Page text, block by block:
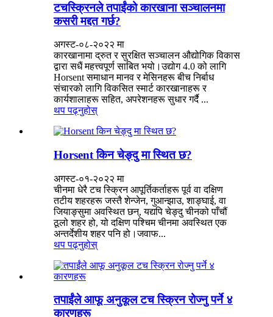
टचस्क्रिनले तपाईंको कारखाना सञ्चालनमा
कसरी मद्दत गर्छ?
अगस्ट-०८-२०२२ मा
कारखानामा द्रुत र सुरक्षित सञ्चालन औद्योगिक विकास
द्वारा सधैं महत्त्वपूर्ण साबित भयो।उद्योग 4.0 को लागि
Horsent समाधान मानव र मेसिनहरू बीच निर्बाध
संचारको लागि विकसित स्मार्ट कारखानाहरू र
कार्यशालाहरू सहित, अपरेशनहरू सुधार गर्दै ...
थप पढ्नुहोस्
Horsent किन चेङ्दु मा स्थित छ?
अगस्ट-०१-२०२२ मा
चीनमा धेरै टच स्क्रिन आपूर्तिकर्ताहरू पूर्व वा दक्षिण
तटीय शहरहरू जस्तै शेन्जेन, गुआन्झाउ, शाङ्घाई, वा
जियाङ्सुमा अवस्थित छन्, यद्यपि चेङ्दु चीनको पाँचौं
ठूलो शहर हो, यो दक्षिण पश्चिम चीनमा अवस्थित एक
अन्तर्देशीय शहर पनि हो।जवाफ...
थप पढ्नुहोस्
तपाईंले आफू अनुकूल टच स्क्रिन रोज्नु पर्ने ४
कारणहरू